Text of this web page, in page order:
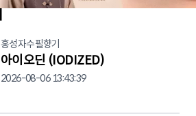
홍성자수필향기
아이오딘 (IODIZED)
2026-08-06 13:43:39